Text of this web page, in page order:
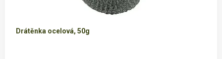
Drátěnka ocelová, 50g